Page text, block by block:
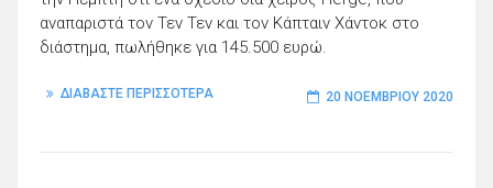
αναπαριστά τον Τεν Τεν και τον Κάπταιν Χάντοκ στο
διάστημα, πωλήθηκε για 145.500 ευρώ.
ΔΙΑΒΑΣΤΕ ΠΕΡΙΣΣΟΤΕΡΑ 20 ΝΟΕΜΒΡΊΟΥ 2020